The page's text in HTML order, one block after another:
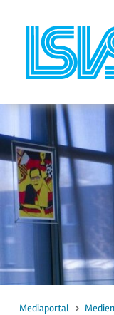
zum Inhalt
zur Suche
Mediaportal Medien